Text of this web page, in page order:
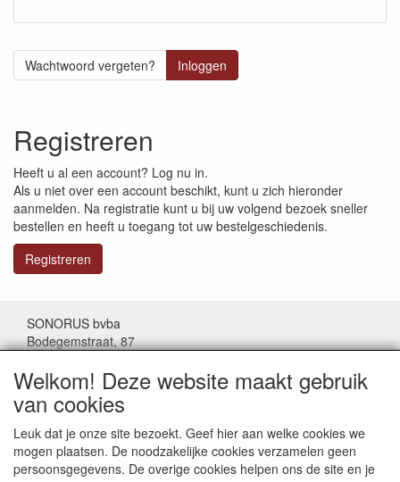
Wachtwoord vergeten? Inloggen
Registreren
Heeft u al een account? Log nu in.
Als u niet over een account beschikt, kunt u zich hieronder
aanmelden. Na registratie kunt u bij uw volgend bezoek sneller
bestellen en heeft u toegang tot uw bestelgeschiedenis.
Registreren
SONORUS bvba
Bodegemstraat, 87
België
Mail:sonorus@skynet.be
Welkom! Deze website maakt gebruik
van cookies
Leuk dat je onze site bezoekt. Geef hier aan welke cookies we
mogen plaatsen. De noodzakelijke cookies verzamelen geen
persoonsgegevens. De overige cookies helpen ons de site en je